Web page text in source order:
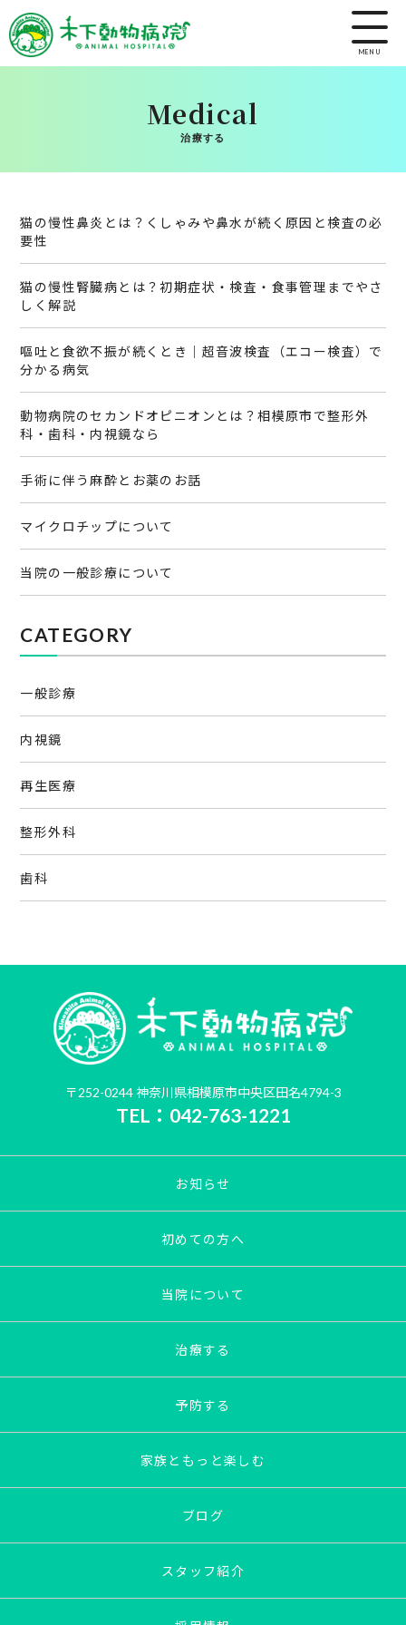
MENU
Medical
治療する
猫の慢性鼻炎とは？くしゃみや鼻水が続く原因と検査の必
要性
猫の慢性腎臓病とは？初期症状・検査・食事管理までやさ
しく解説
嘔吐と食欲不振が続くとき｜超音波検査（エコー検査）で
分かる病気
動物病院のセカンドオピニオンとは？相模原市で整形外
科・歯科・内視鏡なら
手術に伴う麻酔とお薬のお話
マイクロチップについて
当院の一般診療について
CATEGORY
一般診療
内視鏡
再生医療
整形外科
歯科
〒252-0244 神奈川県相模原市中央区田名4794-3
TEL：042-763-1221
お知らせ
初めての方へ
当院について
治療する
予防する
家族ともっと楽しむ
ブログ
スタッフ紹介